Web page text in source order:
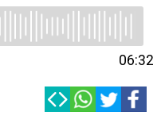
06:32